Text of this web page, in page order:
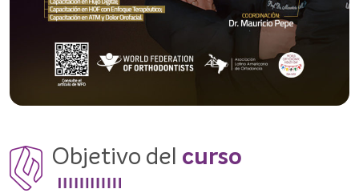
Objetivo del curso